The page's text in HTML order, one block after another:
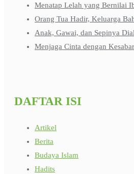
Menatap Lelah yang Bernilai
Orang Tua Hadir, Keluarga
Anak, Gawai, dan Sepinya
Menjaga Cinta dengan
DAFTAR ISI
Artikel
Berita
Budaya Islam
Hadits